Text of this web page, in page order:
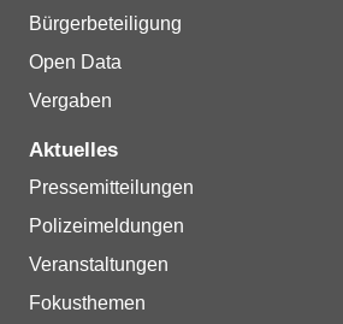
Bürgerbeteiligung
Open Data
Vergaben
Aktuelles
Pressemitteilungen
Polizeimeldungen
Veranstaltungen
Fokusthemen